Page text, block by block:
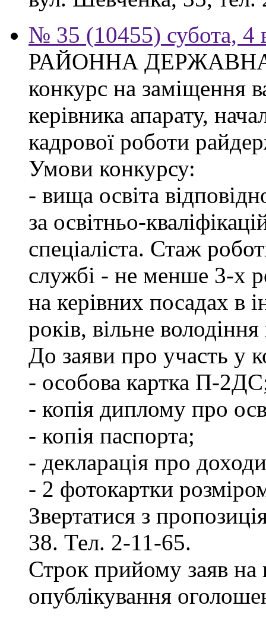
№ 35 (10455) субота, 4
РАЙОННА ДЕРЖАВНА
конкурс на заміщення
керівника апарату,
кадрової роботи
Умови конкурсу:
- вища освіта
за освітньо-
спеціаліста. Стаж
службі - не менше 3-х
на керівних посадах в
років, вільне
До заяви про участь у
- особова картка П-
- копія диплому про
- копія паспорта;
- декларація про
- 2 фотокартки
Звертатися з
38. Тел. 2-11-65.
Строк прийому заяв на
опублікування